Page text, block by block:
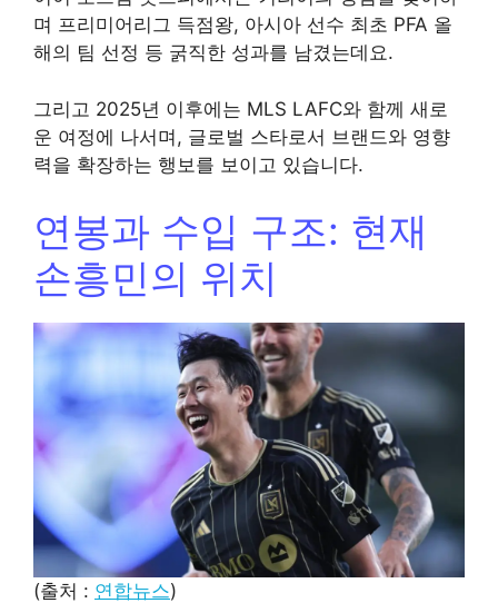
며 프리미어리그 득점왕, 아시아 선수 최초 PFA 올
해의 팀 선정 등 굵직한 성과를 남겼는데요.
그리고 2025년 이후에는 MLS LAFC와 함께 새로
운 여정에 나서며, 글로벌 스타로서 브랜드와 영향
력을 확장하는 행보를 보이고 있습니다.
연봉과 수입 구조: 현재
손흥민의 위치
(출처 : 연합뉴스)